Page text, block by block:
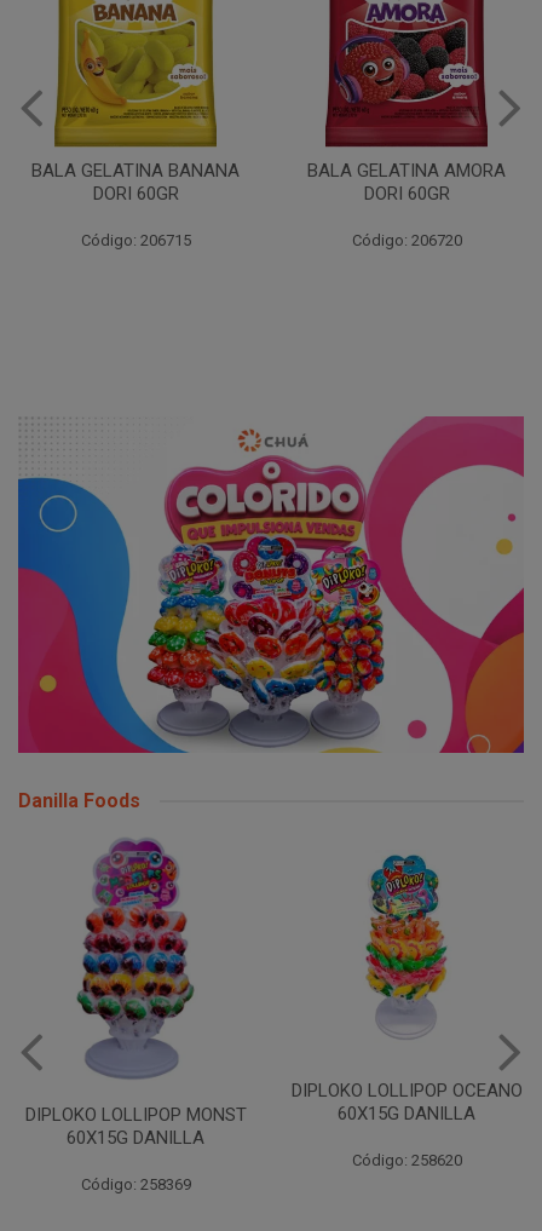
BALA GELATINA BANANA
DORI 60GR
Código: 206715
BALA GELATINA AMORA
DORI 60GR
Código: 206720
Danilla Foods
DIPLOKO LOLLIPOP MONST
60X15G DANILLA
Código: 258369
DIPLOKO LOLLIPOP OCEANO
60X15G DANILLA
Código: 258620